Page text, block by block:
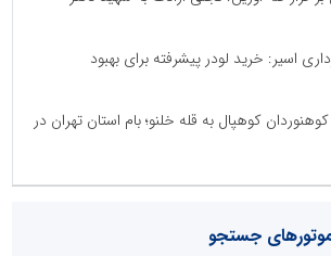
اسیر: خرید لودر پیشرفته برای بهبود
کوهپال به قله خلنو؛ بام استان تهران در